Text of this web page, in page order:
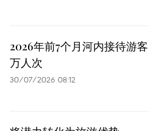
2026年前7个月河内接待游
万人次
30/07/2026 08:12